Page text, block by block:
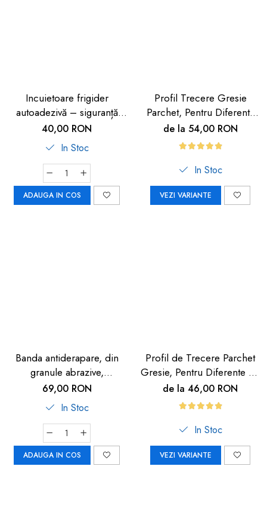
Incuietoare frigider
autoadezivă – siguranță
copii 2 buc
40,00 RON
In Stoc
ADAUGA IN COS
Profil Trecere Gresie
Parchet, Pentru Diferenta
de Nivel, Culoare Lemn
Închis, Autoadeziv, 90cm
de la 54,00 RON
In Stoc
VEZI VARIANTE
Banda antiderapare, din
granule abrazive,
autoadeziva, 5m, neagra
69,00 RON
In Stoc
ADAUGA IN COS
Profil de Trecere Parchet
Gresie, Pentru Diferente de
Nivel, Autoadeziv, Culoare
Lemn Deschis, 90cm
de la 46,00 RON
In Stoc
VEZI VARIANTE